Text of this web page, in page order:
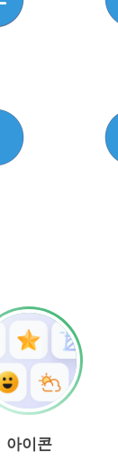
아이콘